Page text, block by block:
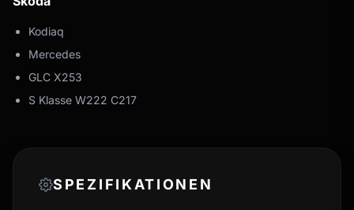
Kodiaq
Mercedes
GLC X253
S Klasse W222 C217
SPEZIFIKATIONEN